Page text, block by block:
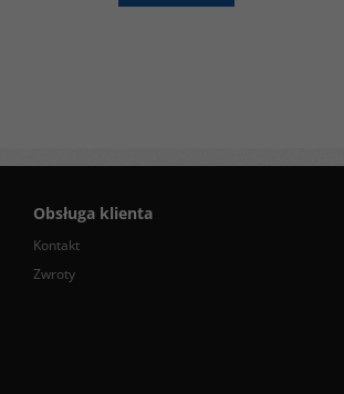
Obsługa klienta
Kontakt
Zwroty